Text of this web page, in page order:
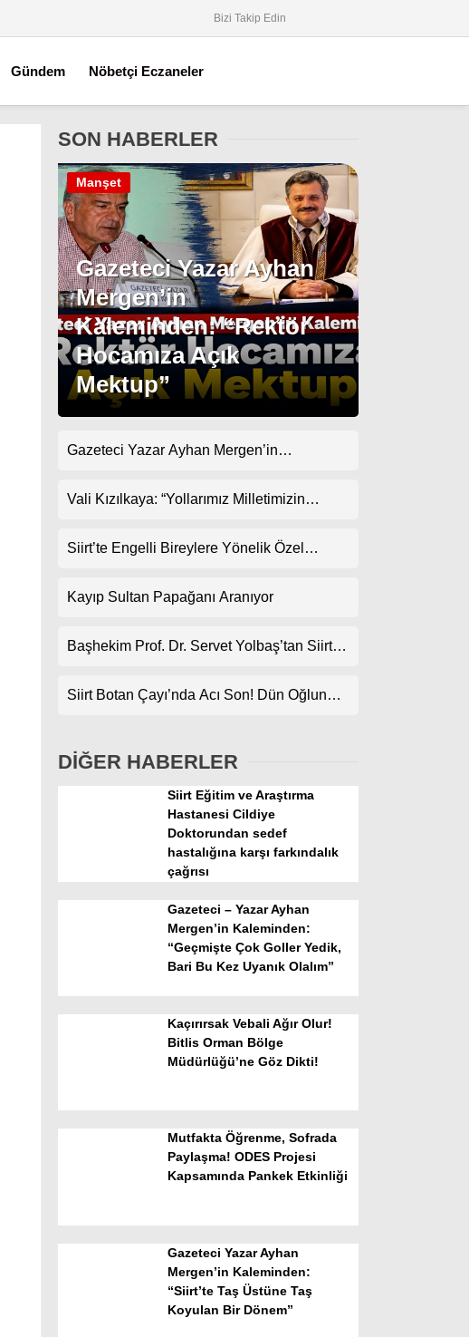
Gündem
Spor
Teknoloji
WhatsApp İhbar Hattı
Bizi Takip Edin
Gündem Nöbetçi Eczaneler
SON HABERLER
Gazeteci Yazar Ayhan
Mergen’in
Kaleminden: “Rektör
Hocamıza Açık
Mektup”
Manşet
Gazeteci Yazar Ayhan Mergen’in
Koyulan Bir Dönem”
Vali Kızılkaya: “Yollarımız Milletimizin
Siirt’te Engelli Bireylere Yönelik Özel
Kayıp Sultan Papağanı Aranıyor
Başhekim Prof. Dr. Servet Yolbaş’tan Siirt’e
Siirt Botan Çayı’nda Acı Son! Dün Oğlunun,
DİĞER HABERLER
Siirt Eğitim ve Araştırma
Hastanesi Cildiye
Doktorundan sedef
hastalığına karşı farkındalık
çağrısı
Gazeteci – Yazar Ayhan
Mergen’in Kaleminden:
“Geçmişte Çok Goller Yedik,
Bari Bu Kez Uyanık Olalım”
Kaçırırsak Vebali Ağır Olur!
Bitlis Orman Bölge
Müdürlüğü’ne Göz Dikti!
Mutfakta Öğrenme, Sofrada
Paylaşma! ODES Projesi
Kapsamında Pankek Etkinliği
Gazeteci Yazar Ayhan
Mergen’in Kaleminden:
“Siirt’te Taş Üstüne Taş
Koyulan Bir Dönem”